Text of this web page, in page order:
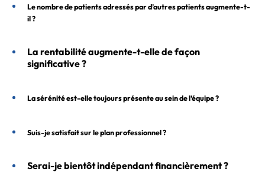
Le nombre de patients adressés par d’autres patients augmente-t-
il ?
La rentabilité augmente-t-elle de façon
significative ?
La sérénité est-elle toujours présente au sein de l’équipe ?
Suis-je satisfait sur le plan professionnel ?
Serai-je bientôt indépendant financièrement ?